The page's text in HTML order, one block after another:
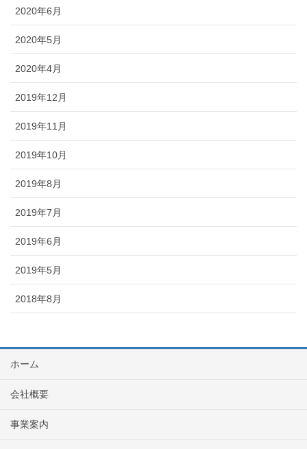
2020年6月
2020年5月
2020年4月
2019年12月
2019年11月
2019年10月
2019年8月
2019年7月
2019年6月
2019年5月
2018年8月
ホーム
会社概要
事業案内